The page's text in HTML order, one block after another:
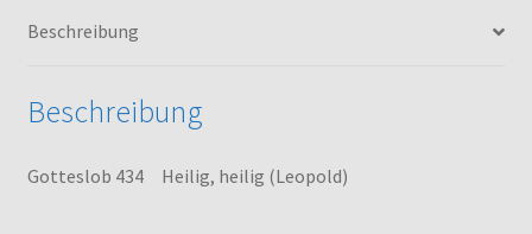
Beschreibung
Beschreibung
Gotteslob 434 Heilig, heilig (Leopold)